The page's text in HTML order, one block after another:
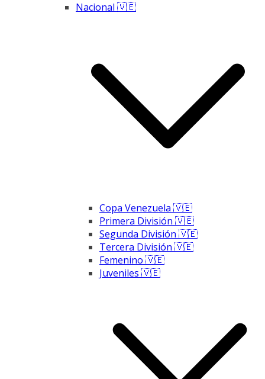
Nacional 🇻🇪
Copa Venezuela 🇻🇪
Primera División 🇻🇪
Segunda División 🇻🇪
Tercera División 🇻🇪
Femenino 🇻🇪
Juveniles 🇻🇪